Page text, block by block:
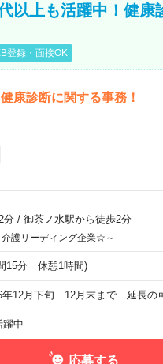
以上も活躍中！健康
登録・面接OK
康診断に関する事務！
分/ 御茶ノ水駅から徒歩2分
護リーディング企業☆～
15分 休憩1時間)
年12月下旬 12月末まで 延長
躍中
応募する